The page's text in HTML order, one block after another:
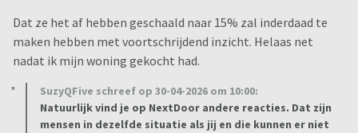
Dat ze het af hebben geschaald naar 15% zal inderdaad te
maken hebben met voortschrijdend inzicht. Helaas net
nadat ik mijn woning gekocht had.
SuzyQFive schreef op 30-04-2026 om 10:00:
Natuurlijk vind je op NextDoor andere reacties. Dat zijn
mensen in dezelfde situatie als jij en die kunnen er niet